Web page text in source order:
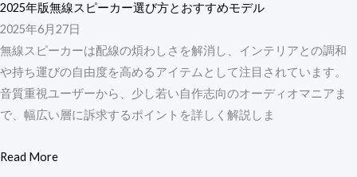
2025年版無線スピーカー選び方とおすすめモデル
2025年6月27日
無線スピーカーは配線の煩わしさを解消し、インテリアとの調和
や持ち運びの自由度を高めるアイテムとして注目されています。
音質重視ユーザーから、少し若い自作志向のオーディオマニアま
で、幅広い層に訴求するポイントを詳しく解説しま
Read More